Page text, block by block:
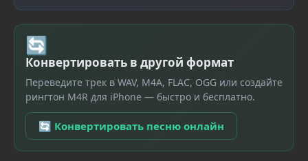
🔄
Конвертировать в другой формат
Переведите трек в WAV, M4A, FLAC, OGG или создайте
рингтон M4R для iPhone — быстро и бесплатно.
🔄 Конвертировать песню онлайн